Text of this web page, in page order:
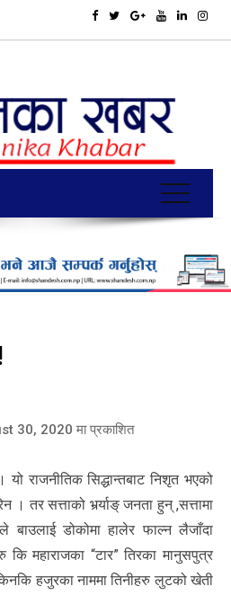
30, 2020 मा प्रकाशित
राजनीतिक सिद्धान्तबाट निशृत भएको
तर सत्ताको भर्र्याङ् जनता हुन् ,सत्तामा
बाउलाई डोकोमा हालेर फाल्न लैजाँदा
महाराजका “टार” तिरका मानुसपुत्र
हजुरका नाममा तिनीहरु लुटको खेती